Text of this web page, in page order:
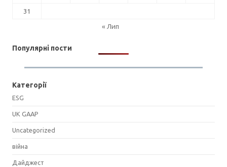
31
« Лип
Популярні пости
Категорії
ESG
UK GAAP
Uncategorized
війна
Дайджест